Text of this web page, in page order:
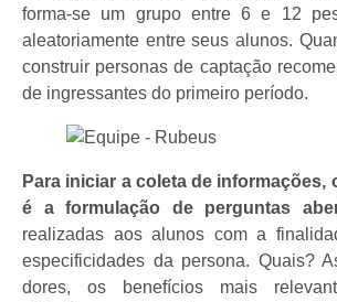
forma-se um grupo entre 6 e 12
aleatoriamente entre seus alunos.
construir personas de captação
de ingressantes do primeiro período.
Para iniciar a coleta de informações,
é a
formulação de perguntas
realizadas aos alunos com a
especificidades da persona. Quais?
dores, os benefícios mais